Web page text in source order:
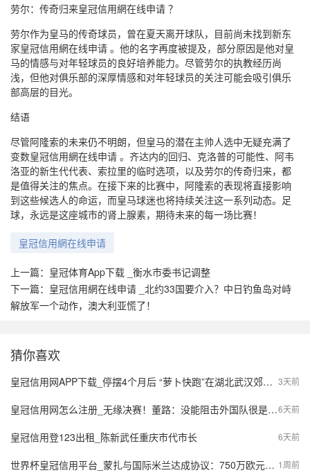
劳尔：传奇归来皇冠信用網在线申请 ？
劳尔作为皇马的传奇球员，曾在夏天离开球队，目前尚未找到新东
家皇冠信用網在线申请 。他的名字再度被提及，部分原因是他对皇
马的情感与对年轻球员的良好培养能力。尽管劳尔的执教经历尚
浅，但他对俱乐部的深厚情感和对年轻球员的关注可能会吸引俱乐
部高层的目光。
结语
尽管阿隆索的未来仍不明朗，但皇马的潜在主帅人选中无疑充满了
变数皇冠信用網在线申请 。齐达内的回归、克洛普的可能性、阿韦
洛亚的新生代代表、索拉里的临时选项，以及劳尔的传奇归来，都
是值得关注的焦点。在接下来的比赛中，阿隆索的表现将直接影响
到这些候选人的命运，而皇马球迷也将持续关注这一系列动态。足
球，永远是这座城市的肾上腺素，期待未来的每一场比赛！
皇冠信用網在线申请
上一篇： 皇冠体育App下载 _衡水市委书记调整
下一篇： 皇冠信用網在线申请 _北约33国要介入？中日钓鱼岛对峙
解放军一个动作，澳大利亚慌了！
猜你喜欢
3天前
皇冠信用网APP下载_停摆4个月后 “萝卜快跑”在湖北武汉郊区重新接单，多名本地用户发帖称重新叫到车
6天前
皇冠信用网怎么注册_无缘决赛！董路：没能阻击外国队很是自责，孩子们尽力了责任在我
6天前
皇冠信用登123出租_陈新武任重庆市代市长
1周前
世界杯皇冠信用平台_蒙扎与国际米兰达成协议：750万欧元签下阿金桑米罗，10%二转分成成亮点